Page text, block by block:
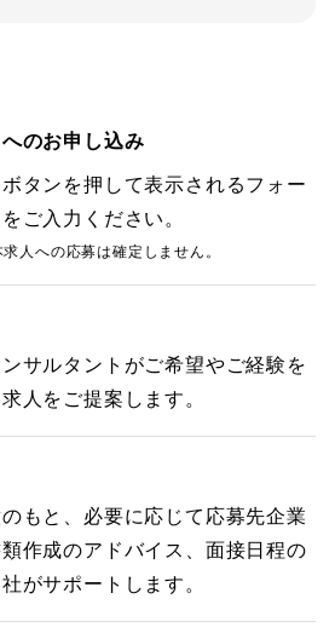
のお申し込み
ボタンを押して表示されるフォー
ご入力ください。
人への応募は確定しません。
サルタントがご希望やご経験を
人をご提案します。
もと、必要に応じて応募先企業
作成のアドバイス、面接日程の
がサポートします。